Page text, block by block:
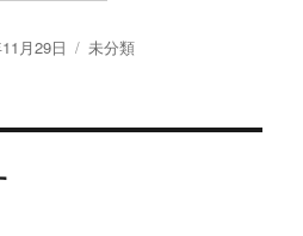
月29日
カ
未分類